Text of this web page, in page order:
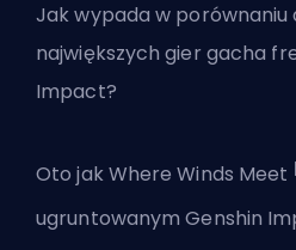
Jak wypada w porównaniu
największych gier gacha
Impact?
Oto jak Where Winds Meet
ugruntowanym Genshin